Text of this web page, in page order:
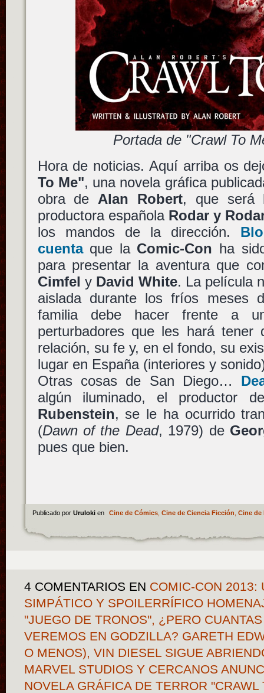
Portada de "Crawl To
Hora de noticias. Aquí arriba os
To Me", una novela gráfica
obra de Alan Robert, que será
productora española Rodar y
los mandos de la dirección.
cuentaque la Comic-Con ha
para presentar la aventura que
Cimfel y David White. La película
aislada durante los fríos meses
familia debe hacer frente a
perturbadores que les hará tener
relación, su fe y, en el fondo, su
lugar en España (interiores y
Otras cosas de San Diego…
algún iluminado, el productor
Rubenstein, se le ha ocurrido
(Dawn of the Dead, 1979) de
pues que bien.
Publicado por Uruloki en Cine de Cómics, Cine de Ciencia Ficción Cine de
4 COMENTARIOS EN COMIC-CON 2013:
SIMPÁTICO Y SPOILERRÍFICO
"JUEGO DE TRONOS", ¿PERO
VEREMOS EN GODZILLA? GARETH
O MENOS), VIN DIESEL SIGUE
MARVEL STUDIOS Y CERCANOS
NOVELA GRÁFICA DE TERROR